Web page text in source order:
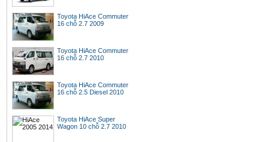
Toyota HiAce Commuter
16 chỗ 2.7 2009
Toyota HiAce Commuter
16 chỗ 2.7 2010
Toyota HiAce Commuter
16 chỗ 2.5 Diesel 2010
Toyota HiAce Super
Wagon 10 chỗ 2.7 2010